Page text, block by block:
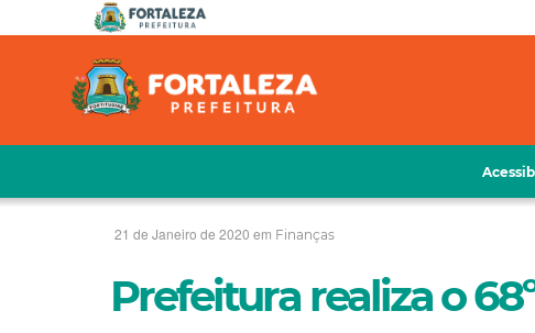
21 de Janeiro de 2020 em Finanças
Prefeitura realiza o